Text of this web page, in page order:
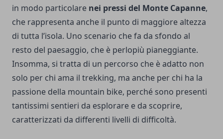
in modo particolare nei pressi del Monte Capanne,
che rappresenta anche il punto di maggiore altezza
di tutta l’isola. Uno scenario che fa da sfondo al
resto del paesaggio, che è perlopiù pianeggiante.
Insomma, si tratta di un percorso che è adatto non
solo per chi ama il trekking, ma anche per chi ha la
passione della mountain bike, perché sono presenti
tantissimi sentieri da esplorare e da scoprire,
caratterizzati da differenti livelli di difficoltà.